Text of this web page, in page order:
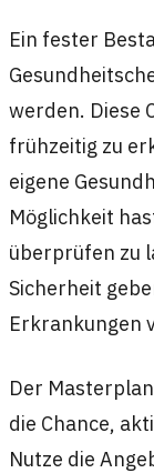
Ein fester
werden. Diese
frühzeitig zu
eigene
Möglichkeit
überprüfen zu
Sicherheit
Erkrankungen
Der
die Chance,
Nutze die